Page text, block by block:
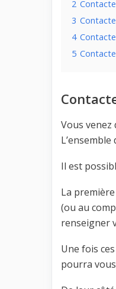
2
3
4
5
Vous venez
Il est
La
(ou au
renseigner
Une fois
pourra